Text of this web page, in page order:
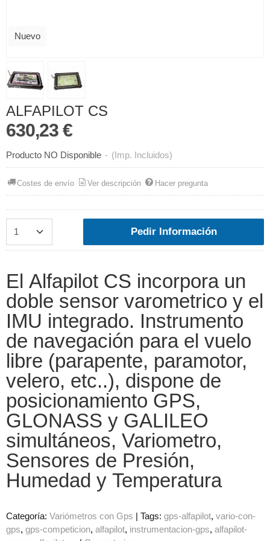
Nuevo
ALFAPILOT CS
630,23 €
Producto NO Disponible - (Imp. Incluidos)
Costes de envío Ver descripción Hacer pregunta
Pedir Información
El Alfapilot CS incorpora un
doble sensor varometrico y el
IMU integrado. Instrumento
de navegación para el vuelo
libre (parapente, paramotor,
velero, etc..), dispone de
posicionamiento GPS,
GLONASS y GALILEO
simultáneos, Variometro,
Sensores de Presión,
Humedad y Temperatura
Categoría: Variómetros con Gps Tags: gps-alfapilot vario-con-
gps gps-competicion alfapilot instrumentacion-gps alfapilot-